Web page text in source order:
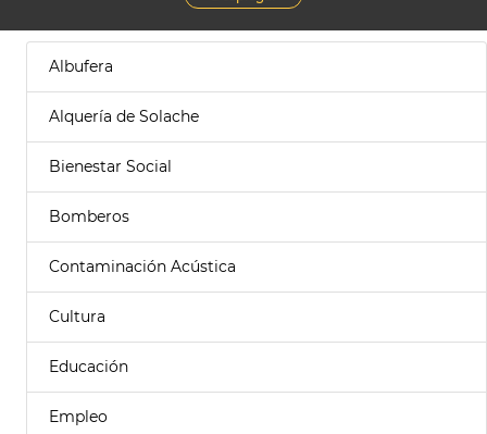
Albufera
Alquería de Solache
Bienestar Social
Bomberos
Contaminación Acústica
Cultura
Educación
Empleo